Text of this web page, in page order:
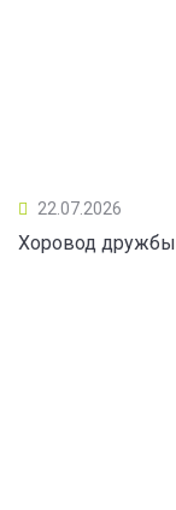
22.07.2026
Хоровод дружбы